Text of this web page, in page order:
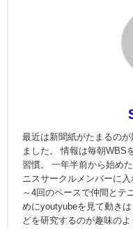
最近は新聞紙がたまるの
ました。 情報は毎朝WBS
習慣。 一年半前から始め
ニスサークルメンバーに
～4回のペースで仲間とテ
めにyoutyubeを見て動き
どを研究するのが趣味の